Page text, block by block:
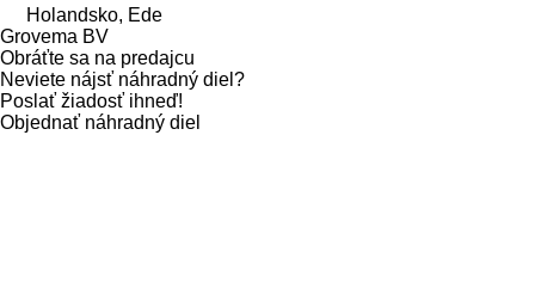
Holandsko, Ede
Grovema BV
Obráťte sa na predajcu
Neviete nájsť náhradný diel?
Poslať žiadosť ihneď!
Objednať náhradný diel